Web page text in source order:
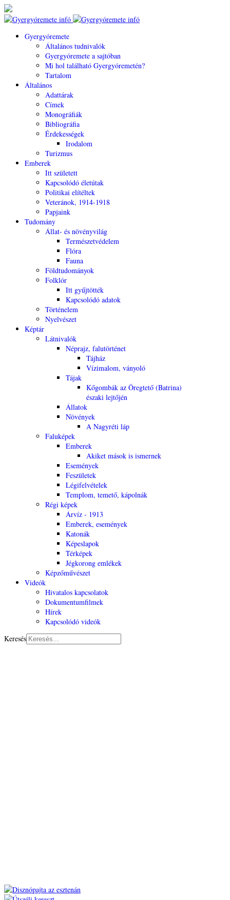
Gyergyóremete
Általános tudnivalók
Gyergyóremete a sajtóban
Mi hol található Gyergyóremetén?
Tartalom
Általános
Adattárak
Címek
Monográfiák
Bibliográfia
Érdekességek
Irodalom
Turizmus
Emberek
Itt született
Kapcsolódó életútak
Politikai elítéltek
Veteránok, 1914-1918
Papjaink
Tudomány
Állat- és növényvilág
Természetvédelem
Flóra
Fauna
Földtudományok
Folklór
Itt gyűjtötték
Kapcsolódó adatok
Történelem
Nyelvészet
Képtár
Látnivalók
Néprajz, falutörténet
Tájház
Vízimalom, ványoló
Tájak
Kőgombák az Öregtető (Batrina)
északi lejtőjén
Állatok
Növények
A Nagyréti láp
Faluképek
Emberek
Akiket mások is ismernek
Események
Feszületek
Légifelvételek
Templom, temető, kápolnák
Régi képek
Árvíz - 1913
Emberek, események
Katonák
Képeslapok
Térképek
Jégkorong emlékek
Képzőművészet
Videók
Hivatalos kapcsolatok
Dokumentumfilmek
Hírek
Kapcsolódó videók
Keresés